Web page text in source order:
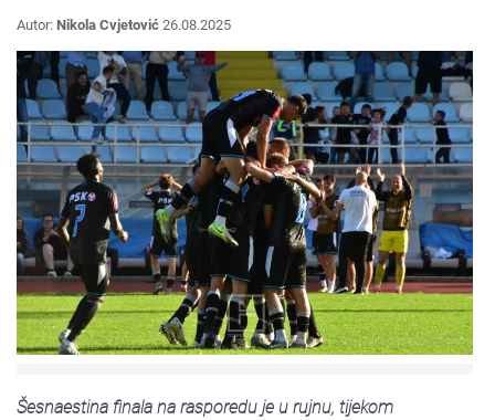
Autor: Nikola Cvjetović 26.08.2025
Šesnaestina finala na rasporedu je u rujnu, tijekom